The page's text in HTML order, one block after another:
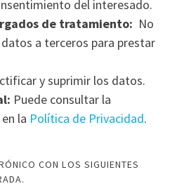
del interesado.
de tratamiento: No
a terceros para prestar
y suprimir los datos.
Puede consultar la
la Política de Privacidad.
CON LOS SIGUIENTES